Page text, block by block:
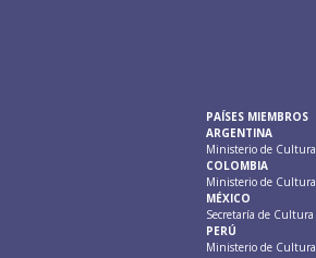
PAÍSES MIEMBROS
ARGENTINA
Ministerio de Cultura
COLOMBIA
Ministerio de Cultura
MÉXICO
Secretaría de Cultura
PERÚ
Ministerio de Cultura